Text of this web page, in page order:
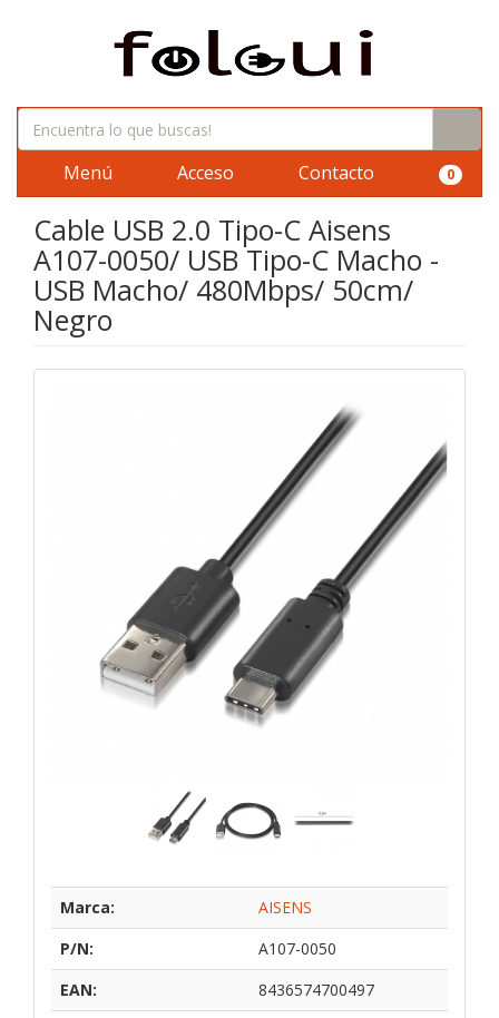
Menú Acceso Contacto 0
Cable USB 2.0 Tipo-C Aisens
A107-0050/ USB Tipo-C Macho -
USB Macho/ 480Mbps/ 50cm/
Negro
Marca:
AISENS
P/N:
A107-0050
EAN:
8436574700497